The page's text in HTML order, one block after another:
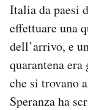
Italia da paesi
effettuare una
dell’arrivo, e
quarantena
che si trovano
Speranza ha